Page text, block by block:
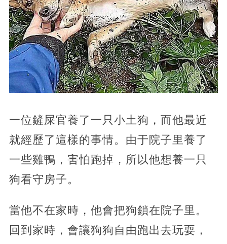
一位鏟屎官養了一只小土狗，而他最近
就經歷了這樣的事情。由于院子里養了
一些雞鴨，害怕跑掉，所以他想養一只
狗看守房子。
當他不在家時，他會把狗鎖在院子里。
回到家時，會讓狗狗自由跑出去玩耍，